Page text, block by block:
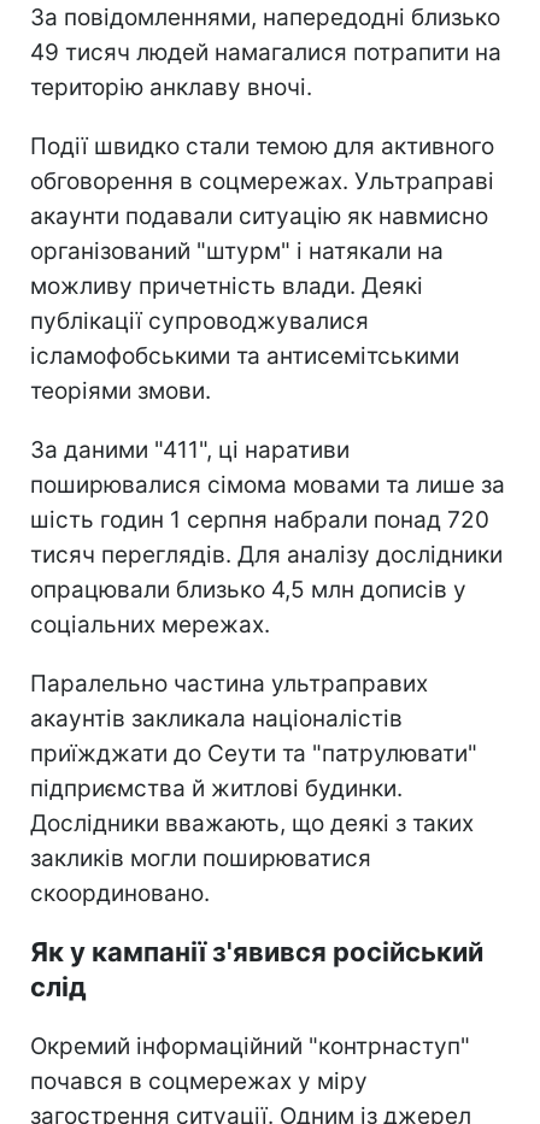
За повідомленнями, напередодні близько
49 тисяч людей намагалися потрапити на
територію анклаву вночі.
Події швидко стали темою для активного
обговорення в соцмережах. Ультраправі
акаунти подавали ситуацію як навмисно
організований "штурм" і натякали на
можливу причетність влади. Деякі
публікації супроводжувалися
ісламофобськими та антисемітськими
теоріями змови.
За даними "411", ці наративи
поширювалися сімома мовами та лише за
шість годин 1 серпня набрали понад 720
тисяч переглядів. Для аналізу дослідники
опрацювали близько 4,5 млн дописів у
соціальних мережах.
Паралельно частина ультраправих
акаунтів закликала націоналістів
приїжджати до Сеути та "патрулювати"
підприємства й житлові будинки.
Дослідники вважають, що деякі з таких
закликів могли поширюватися
скоординовано.
Як у кампанії з'явився російський
слід
Окремий інформаційний "контрнаступ"
почався в соцмережах у міру
загострення ситуації. Одним із джерел